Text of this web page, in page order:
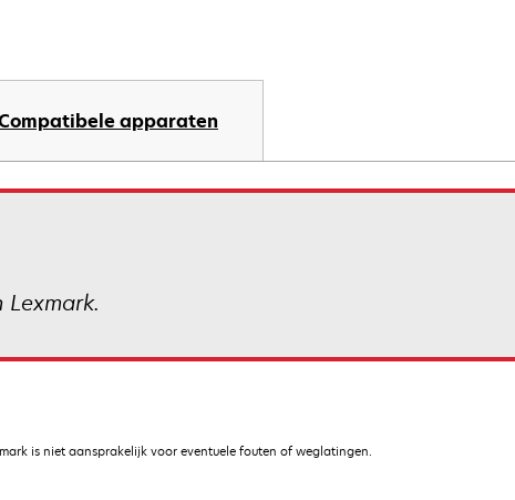
apparaten
is niet aansprakelijk voor eventuele fouten of weglatingen.